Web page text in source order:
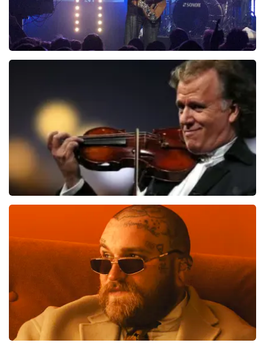
BESTEL NU
laatste 30 minuten
BESTEL NU